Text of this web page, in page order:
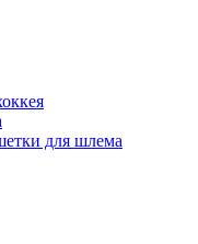
для шлема